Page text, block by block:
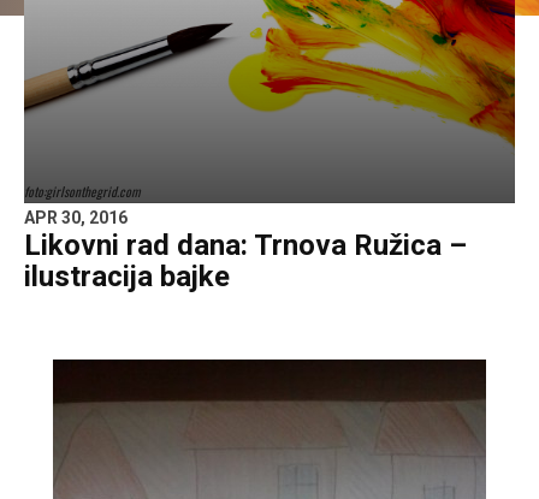
foto:girlsonthegrid.com
APR 30, 2016
Likovni rad dana: Trnova Ružica –
ilustracija bajke